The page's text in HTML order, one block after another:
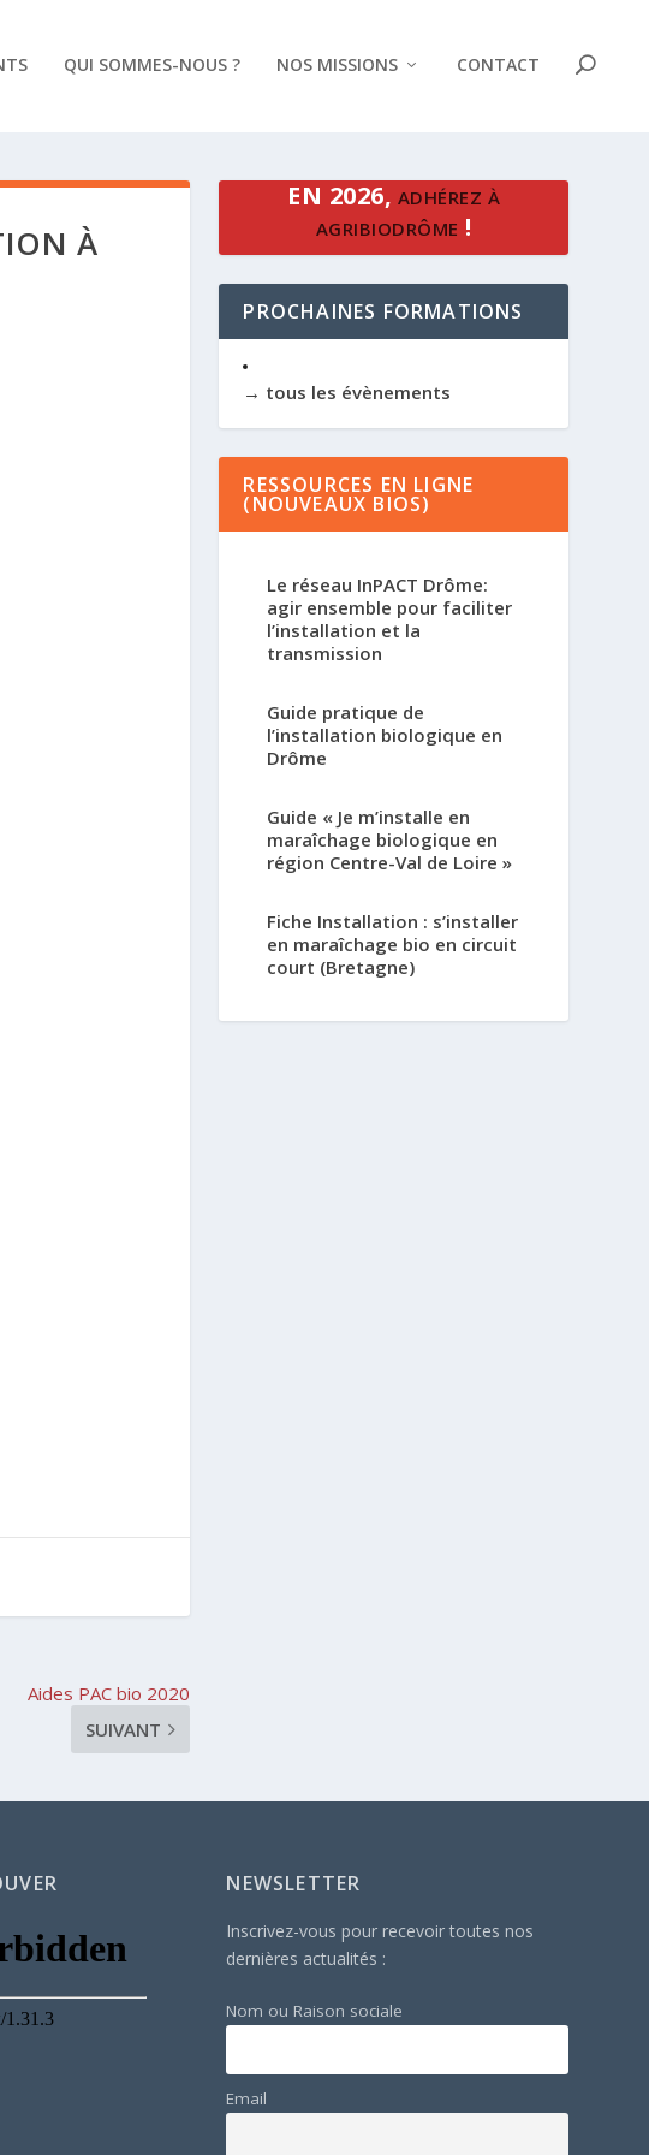
QUI SOMMES-NOUS ? NOS MISSIONS CONTACT
À
Aides PAC bio 2020
SUIVANT
EN 2026, ADHÉREZ À
AGRIBIODRÔME !
PROCHAINES FORMATIONS
→ tous les évènements
RESSOURCES EN LIGNE
(NOUVEAUX BIOS)
Le réseau InPACT Drôme:
agir ensemble pour faciliter
l’installation et la
transmission
Guide pratique de
l’installation biologique en
Drôme
Guide « Je m’installe en
maraîchage biologique en
région Centre-Val de Loire »
Fiche Installation : s’installer
en maraîchage bio en circuit
court (Bretagne)
NEWSLETTER
Inscrivez-vous pour recevoir toutes nos
dernières actualités :
Nom ou Raison sociale
Email